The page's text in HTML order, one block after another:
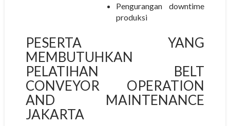
Pengurangan downtime
produksi
PESERTA YANG
MEMBUTUHKAN
PELATIHAN BELT
CONVEYOR OPERATION
AND MAINTENANCE
JAKARTA